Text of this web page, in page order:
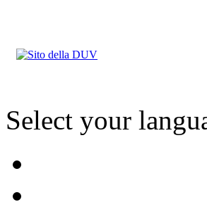
Select your